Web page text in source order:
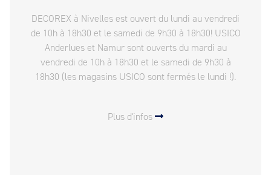
DECOREX à Nivelles est ouvert du lundi au vendredi
de 10h à 18h30 et le samedi de 9h30 à 18h30! USICO
Anderlues et Namur sont ouverts du mardi au
vendredi de 10h à 18h30 et le samedi de 9h30 à
18h30 (les magasins USICO sont fermés le lundi !).
Plus d'infos